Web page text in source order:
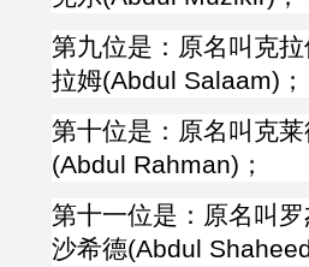
第九位是：原名叫克
拉姆(Abdul Salaam)；
第十位是：原名叫克
(Abdul Rahman)；
第十一位是：原名叫罗
沙希德(Abdul